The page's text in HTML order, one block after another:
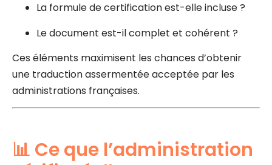
La formule de certification est-elle incluse ?
Le document est-il complet et cohérent ?
Ces éléments maximisent les chances d’obtenir
une traduction assermentée acceptée par les
administrations françaises.
📊 Ce que l’administration